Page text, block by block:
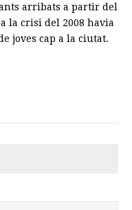
arribats a partir del
la crisi del 2008 havia
joves cap a la ciutat.